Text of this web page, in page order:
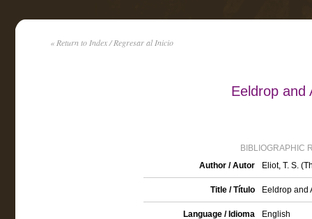
« Return to Index / Regresar al Inicio
Eeldrop and
BIBLIOGRAPHIC
Author / Autor
Eliot, T. S.
Title / Título Eeldrop and
Language / Idioma English